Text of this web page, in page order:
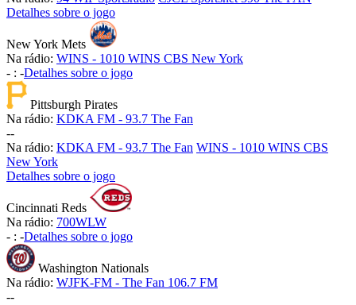
Detalhes sobre o jogo
New York Mets
Na rádio: WINS - 1010 WINS CBS New York
- : -Detalhes sobre o jogo
Pittsburgh Pirates
Na rádio: KDKA FM - 93.7 The Fan
--
Na rádio: KDKA FM - 93.7 The Fan WINS - 1010 WINS CBS
New York
Detalhes sobre o jogo
Cincinnati Reds
Na rádio: 700WLW
- : -Detalhes sobre o jogo
Washington Nationals
Na rádio: WJFK-FM - The Fan 106.7 FM
--